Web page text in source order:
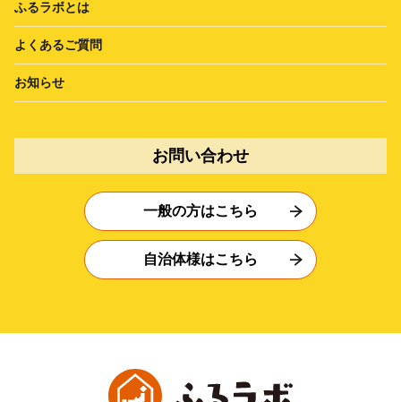
ふるラボとは
よくあるご質問
お知らせ
お問い合わせ
一般の方はこちら
自治体様はこちら